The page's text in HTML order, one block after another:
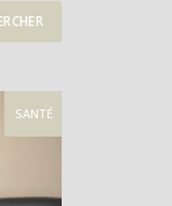
SANTÉ